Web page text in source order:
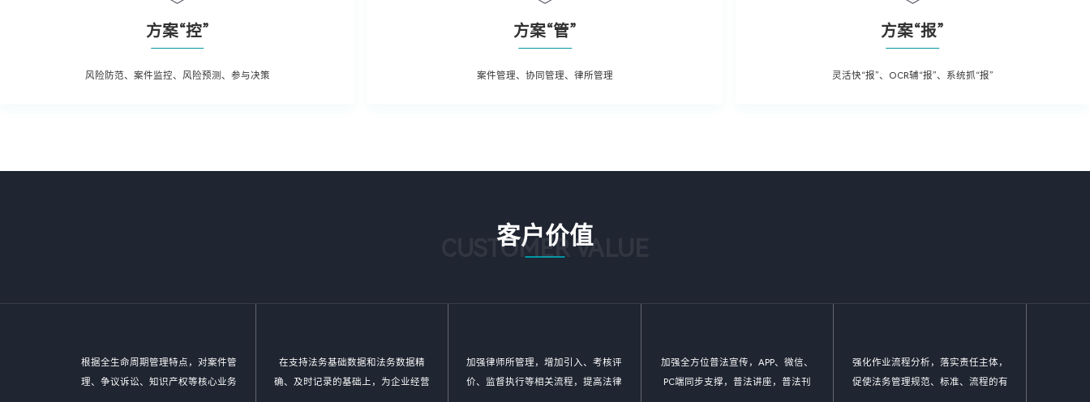
方案“控”
风险防范、案件监控、风险预测、参与决策
方案“管”
案件管理、协同管理、律所管理
方案“报”
灵活快“报”、OCR辅“报”、系统抓“报”
客户价值
CUSTOMER VALUE
根据全生命周期管理特点，对案件管
理、争议诉讼、知识产权等核心业务
在支持法务基础数据和法务数据精
确、及时记录的基础上，为企业经营
加强律师所管理，增加引入、考核评
价、监督执行等相关流程，提高法律
加强全方位普法宣传，APP、微信、
PC端同步支撑，普法讲座，普法刊
强化作业流程分析，落实责任主体，
促使法务管理规范、标准、流程的有